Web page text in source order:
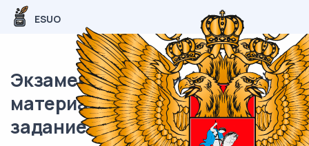
ESUO
Экзаменационный (типовой)
материал ЕГЭ / База / 19
задание (24) / 147